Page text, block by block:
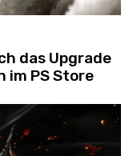
das Upgrade
im PS Store